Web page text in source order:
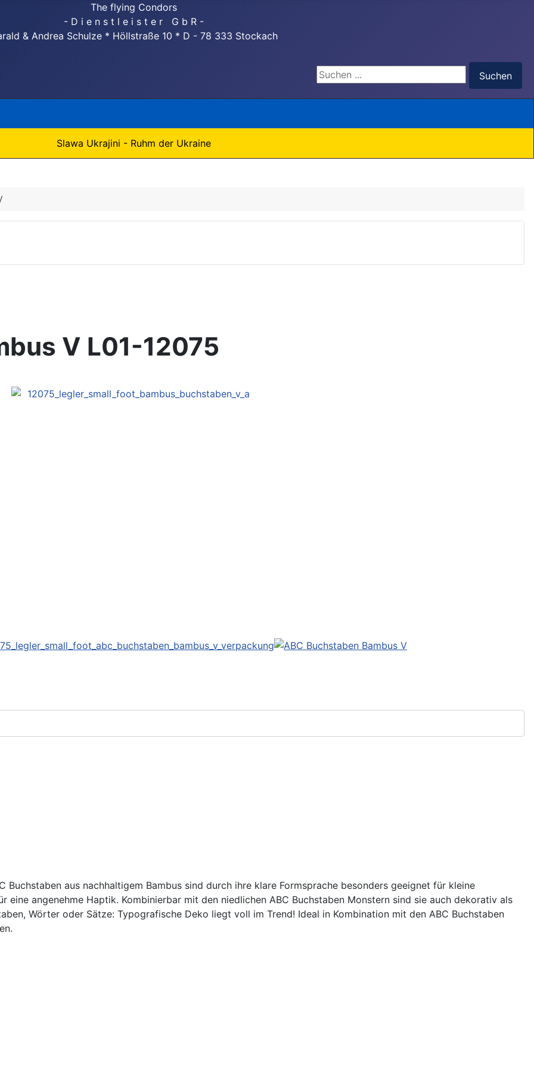
The flying Condors
- D i e n s t l e i s t e r G b R -
& Andrea Schulze * Höllstraße 10 * D - 78 333 Stockach
Suchen ...
Suchen
Slawa Ukrajini - Ruhm der Ukraine
V L01-12075
Buchstaben aus nachhaltigem Bambus sind durch ihre klare Formsprache besonders geeignet für kleine
eine angenehme Haptik. Kombinierbar mit den niedlichen ABC Buchstaben Monstern sind sie auch dekorativ als
Wörter oder Sätze: Typografische Deko liegt voll im Trend! Ideal in Kombination mit den ABC Buchstaben